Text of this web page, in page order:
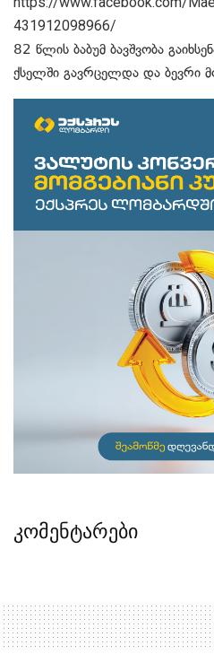
431912098966/
82 წლის ბაბუმ ბავშვობა
ქსელში გავრცელდა და ბევრი
კომენტარები